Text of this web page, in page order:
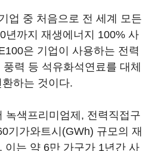
업 중 처음으로 전 세계 모든
년까지 재생에너지 100% 사
은 기업이 사용하는 전력
력 등 석유화석연료를 대체
하는 것이다.
녹색프리미엄제, 전력직접구
기가와트시(GWh) 규모의 재
이는 약 6만 가구가 1년간 사